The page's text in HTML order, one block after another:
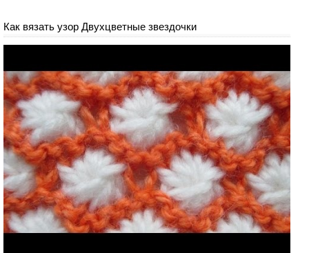
Как вязать узор Двухцветные звездочки